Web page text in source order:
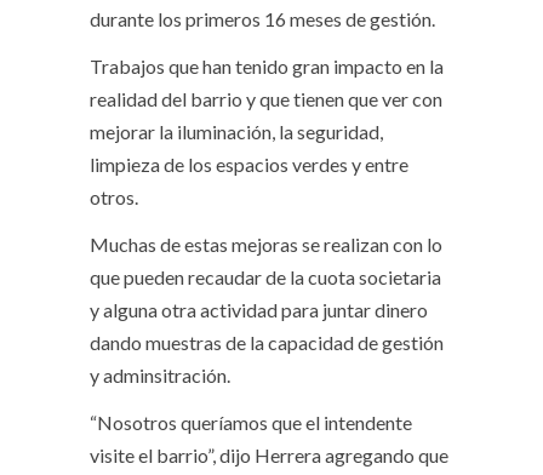
durante los primeros 16 meses de gestión.
Trabajos que han tenido gran impacto en la
realidad del barrio y que tienen que ver con
mejorar la iluminación, la seguridad,
limpieza de los espacios verdes y entre
otros.
Muchas de estas mejoras se realizan con lo
que pueden recaudar de la cuota societaria
y alguna otra actividad para juntar dinero
dando muestras de la capacidad de gestión
y adminsitración.
“Nosotros queríamos que el intendente
visite el barrio”, dijo Herrera agregando que